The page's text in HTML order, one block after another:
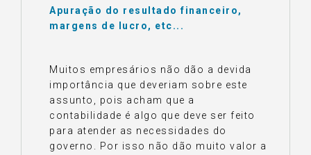
Apuração do resultado financeiro,
margens de lucro, etc...
Muitos empresários não dão a devida
importância que deveriam sobre este
assunto, pois acham que a
contabilidade é algo que deve ser feito
para atender as necessidades do
governo. Por isso não dão muito valor a